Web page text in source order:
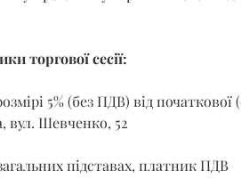
торгової сесії:
5% (без ПДВ) від початкової
вул. Шевченко, 52
підставах, платник ПДВ